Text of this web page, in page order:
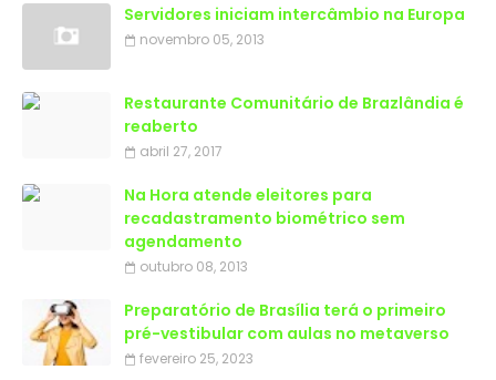
Servidores iniciam intercâmbio na Europa
novembro 05, 2013
Restaurante Comunitário de Brazlândia é
reaberto
abril 27, 2017
Na Hora atende eleitores para
recadastramento biométrico sem
agendamento
outubro 08, 2013
Preparatório de Brasília terá o primeiro
pré-vestibular com aulas no metaverso
fevereiro 25, 2023